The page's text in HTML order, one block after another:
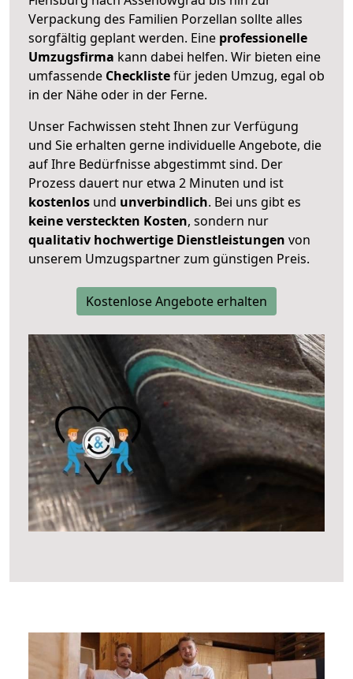
Verpackung des Familien Porzellan sollte alles
sorgfältig geplant werden. Eine professionelle
Umzugsfirma kann dabei helfen. Wir bieten eine
umfassende Checklistefür jeden Umzug, egal ob
in der Nähe oder in der Ferne.
Unser Fachwissen steht Ihnen zur Verfügung
und Sie erhalten gerne individuelle Angebote, die
auf Ihre Bedürfnisse abgestimmt sind. Der
Prozess dauert nur etwa 2 Minuten und ist
kostenlos und unverbindlich. Bei uns gibt es
keine versteckten Kosten, sondern nur
qualitativ hochwertige Dienstleistungen von
unserem Umzugspartner zum günstigen Preis.
Kostenlose Angebote erhalten